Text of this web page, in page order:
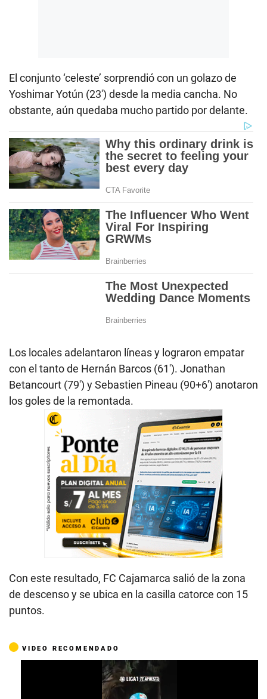
El conjunto ‘celeste’ sorprendió con un golazo de
Yoshimar Yotún (23′) desde la media cancha. No
obstante, aún quedaba mucho partido por delante.
Los locales adelantaron líneas y lograron empatar
con el tanto de Hernán Barcos (61′). Jonathan
Betancourt (79′) y Sebastien Pineau (90+6′) anotaron
los goles de la remontada.
Con este resultado, FC Cajamarca salió de la zona
de descenso y se ubica en la casilla catorce con 15
puntos.
VIDEO RECOMENDADO